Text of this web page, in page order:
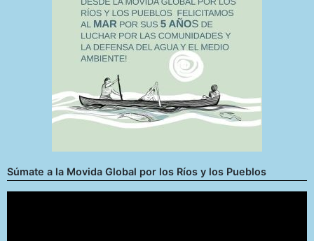
Súmate a la Movida Global por los Ríos y los Pueblos